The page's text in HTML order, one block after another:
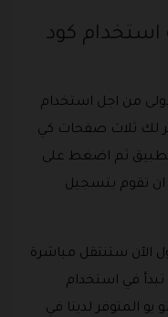
استخدام كود
من اجل استخدام
لك ثلاث صفحات كي
ثم اضغط على
تقوم بتسجيل
الآن ستنتقل مباشرة
في استخدام
المتوفر لدينا في